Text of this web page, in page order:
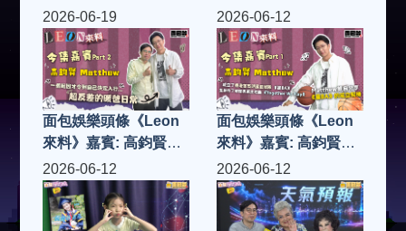
Hazel (Part 1)
書》香港首映禮 男女
主角王彥桐、李思潼來
港 驚喜與劉德華同場
見面
2026-06-19
面包娛樂頭條《Leon
來料》嘉賓: 高鈞賢
Matthew (Part 2)
2026-06-12
面包娛樂頭條《Leon
來料》嘉賓: 高鈞賢
Matthew (Part 1)
2026-06-12 2026-06-12